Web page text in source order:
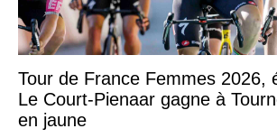
Tour de France Femmes 2026,
Le Court-Pienaar gagne à
en jaune